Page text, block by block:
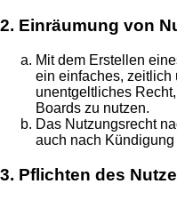
2. Einräumung von
Mit dem Erstellen
ein einfaches, zeitlich
unentgeltliches
Boards zu nutzen.
Das Nutzungsrecht
auch nach
3. Pflichten des